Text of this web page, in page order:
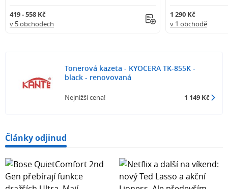
419 - 558 Kč
v 5 obchodech
1 290 Kč
v 1 obchodě
Tonerová kazeta - KYOCERA TK-855K -
black - renovovaná
Nejnižší cena! 1 149 Kč
Články odjinud